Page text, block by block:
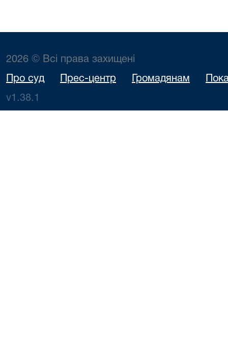
2026 © Всі права захищені
Про суд Прес-центр Громадянам
v1.38.1